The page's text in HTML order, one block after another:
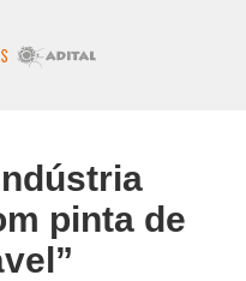
pinta de